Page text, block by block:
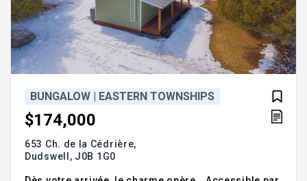
BUNGALOW | EASTERN TOWNSHIPS
$174,000
653 Ch. de la Cédrière,
Dudswell, J0B 1G0